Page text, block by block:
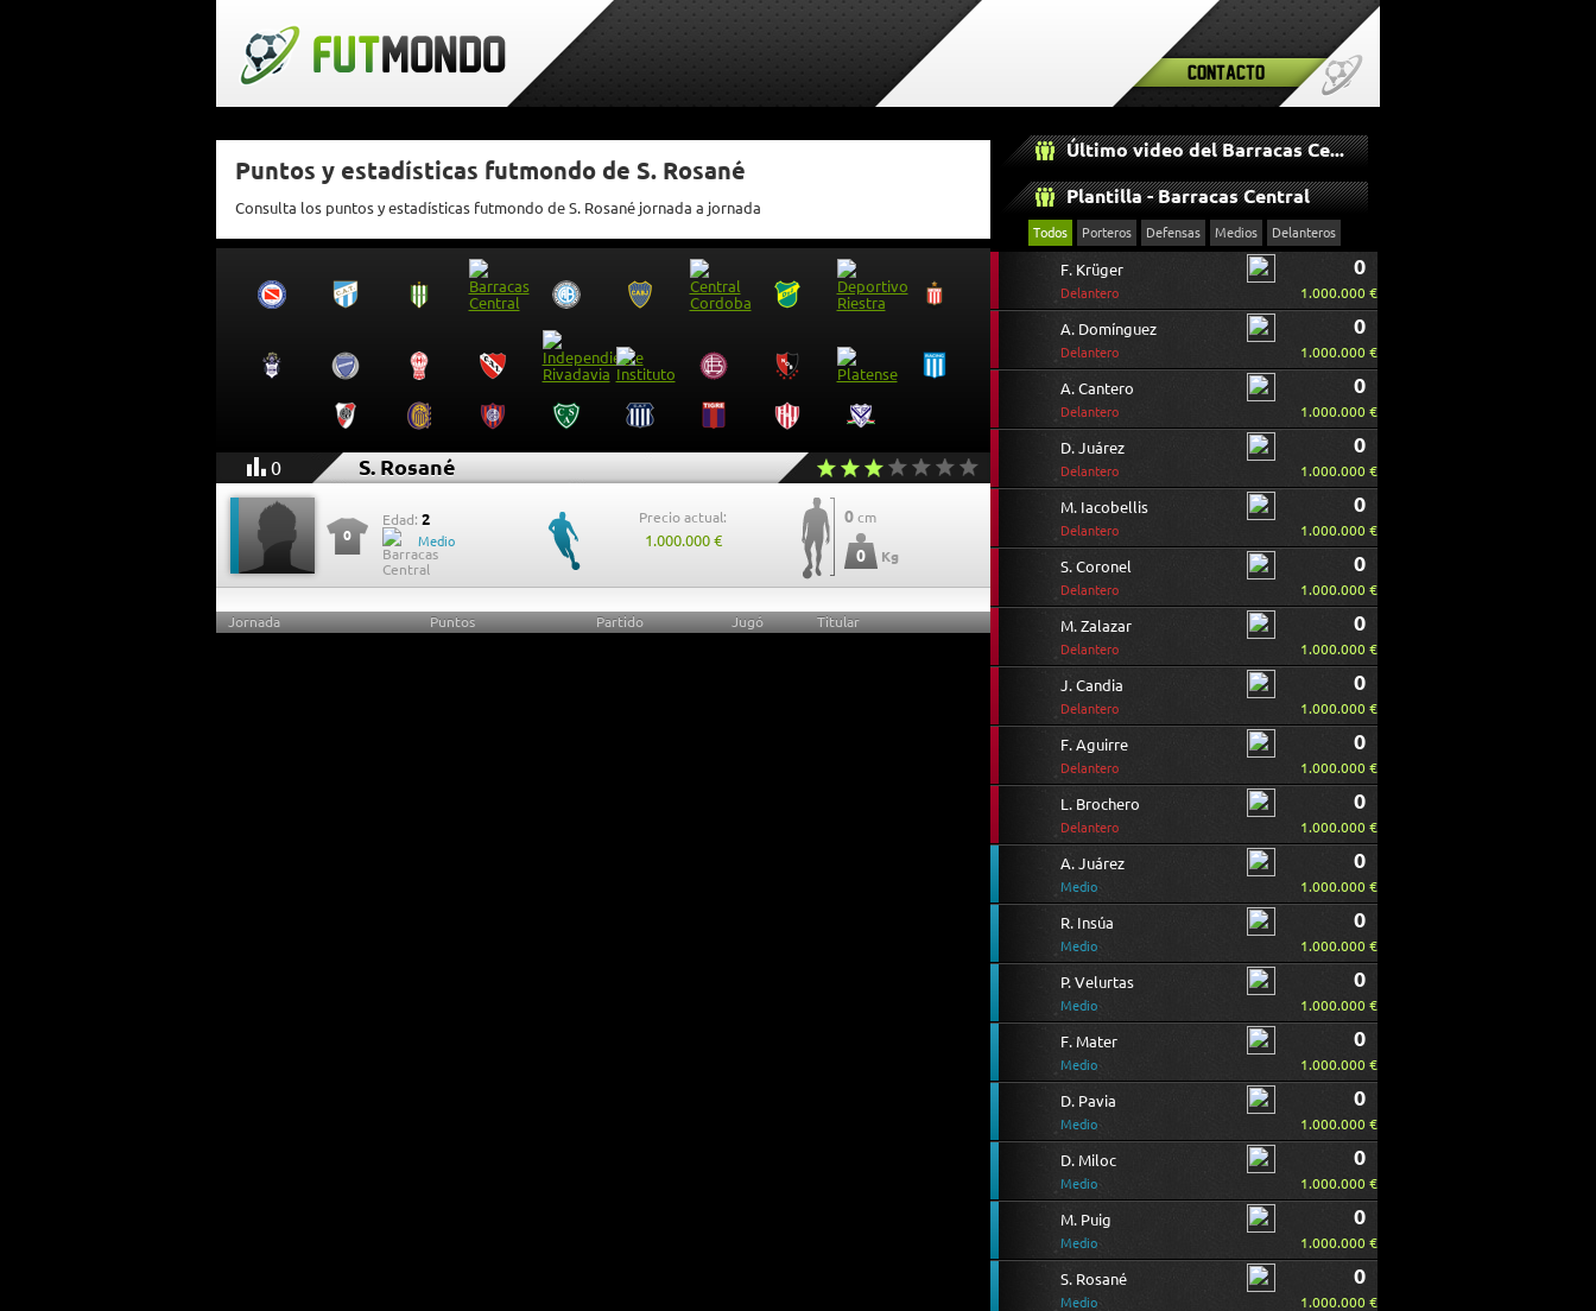
Contacto
Puntos y estadísticas futmondo de S. Rosané
Consulta los puntos y estadísticas futmondo de S. Rosané jornada a jornada
0 S. Rosané
0
Edad: 2
Medio
Precio actual:
1.000.000 €
0 cm
0 Kg
Jornada Puntos Partido Jugó Titular
Último video del Barracas Central
Plantilla - Barracas Central
Todos Porteros Defensas Medios Delanteros
F. Krüger
Delantero
0
1.000.000 €
A. Domínguez
Delantero
0
1.000.000 €
A. Cantero
Delantero
0
1.000.000 €
D. Juárez
Delantero
0
1.000.000 €
M. Iacobellis
Delantero
0
1.000.000 €
S. Coronel
Delantero
0
1.000.000 €
M. Zalazar
Delantero
0
1.000.000 €
J. Candia
Delantero
0
1.000.000 €
F. Aguirre
Delantero
0
1.000.000 €
L. Brochero
Delantero
0
1.000.000 €
A. Juárez
Medio
0
1.000.000 €
R. Insúa
Medio
0
1.000.000 €
P. Velurtas
Medio
0
1.000.000 €
F. Mater
Medio
0
1.000.000 €
D. Pavia
Medio
0
1.000.000 €
D. Miloc
Medio
0
1.000.000 €
M. Puig
Medio
0
1.000.000 €
S. Rosané
Medio
0
1.000.000 €